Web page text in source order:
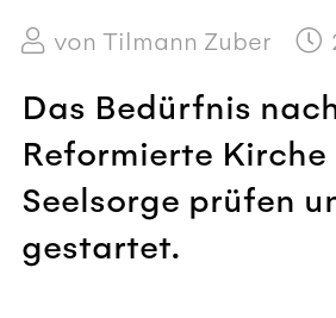
von Tilmann Zuber
Das Bedürfnis
Reformierte
Seelsorge ­prüfen
gestartet.